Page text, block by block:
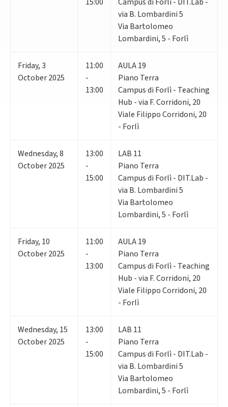
via B. Lombardini 5
Via Bartolomeo
Lombardini, 5 - Forlì
Friday,3
October 2025
11:00
-
13:00
AULA 19
Piano Terra
Campus di Forlì - Teaching
Hub - via F. Corridoni, 20
Viale Filippo Corridoni, 20
- Forlì
Wednesday,8
October 2025
13:00
-
15:00
LAB 11
Piano Terra
Campus di Forlì - DIT.Lab -
via B. Lombardini 5
Via Bartolomeo
Lombardini, 5 - Forlì
Friday, 10
October 2025
11:00
-
13:00
AULA 19
Piano Terra
Campus di Forlì - Teaching
Hub - via F. Corridoni, 20
Viale Filippo Corridoni, 20
- Forlì
Wednesday, 15
October 2025
13:00
-
15:00
LAB 11
Piano Terra
Campus di Forlì - DIT.Lab -
via B. Lombardini 5
Via Bartolomeo
Lombardini, 5 - Forlì